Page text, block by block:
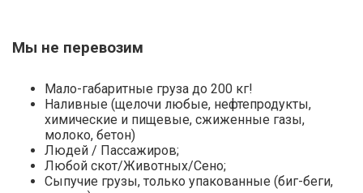
Мы не перевозим
Мало-габаритные груза до 200 кг!
Наливные (щелочи любые, нефтепродукты,
химические и пищевые, сжиженные газы,
молоко, бетон)
Людей / Пассажиров;
Любой скот/Животных/Сено;
Сыпучие грузы, только упакованные (биг-беги,